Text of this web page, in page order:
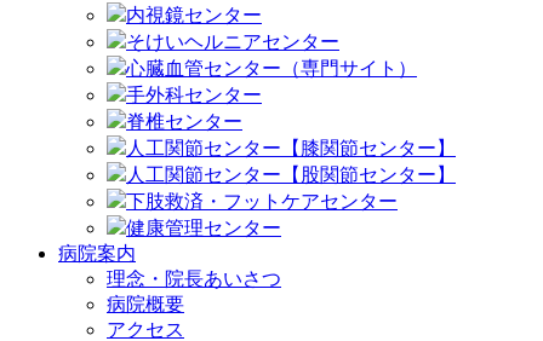
内視鏡センター
そけいヘルニアセンター
心臓血管センター（専門サイト）
手外科センター
脊椎センター
人工関節センター【膝関節センター】
人工関節センター【股関節センター】
下肢救済・フットケアセンター
健康管理センター
病院案内
理念・院長あいさつ
病院概要
アクセス